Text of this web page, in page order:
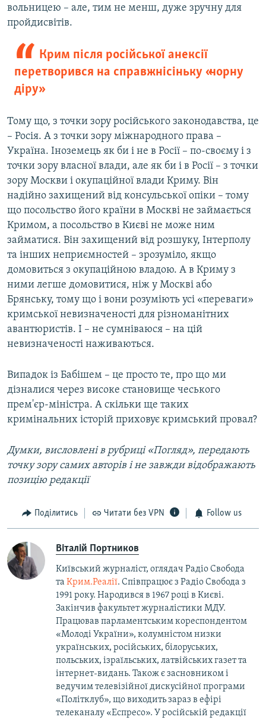
вольницею – але, тим не менш, дуже зручну для
пройдисвітів.
Крим після російської анексії
перетворився на справжнісіньку «чорну
діру»
Тому що, з точки зору російського законодавства, це
– Росія. А з точки зору міжнародного права –
Україна. Іноземець як би і не в Росії – по-своєму і з
точки зору власної влади, але як би і в Росії – з точки
зору Москви і окупаційної влади Криму. Він
надійно захищений від консульської опіки – тому
що посольство його країни в Москві не займається
Кримом, а посольство в Києві не може ним
займатися. Він захищений від розшуку, Інтерполу
та інших неприємностей – зрозуміло, якщо
домовиться з окупаційною владою. А в Криму з
ними легше домовитися, ніж у Москві або
Брянську, тому що і вони розуміють усі «переваги»
кримської невизначеності для різноманітних
авантюристів. І – не сумніваюся – на цій
невизначеності наживаються.
Випадок із Бабішем – це просто те, про що ми
дізналися через високе становище чеського
прем'єр-міністра. А скільки ще таких
кримінальних історій приховує кримський провал?
Думки, висловлені в рубриці «Погляд», передають
точку зору самих авторів і не завжди відображають
позицію редакції
Поділитись Читати без VPN Follow us
Віталій Портников
Київський журналіст, оглядач Радіо Свобода
та Крим.Реалії. Співпрацює з Радіо Свобода з
1991 року. Народився в 1967 році в Києві.
Закінчив факультет журналістики МДУ.
Працював парламентським кореспондентом
«Молоді України», колумністом низки
українських, російських, білоруських,
польських, ізраїльських, латвійських газет та
інтернет-видань. Також є засновником і
ведучим телевізійної дискусійної програми
«Політклуб», що виходить зараз в ефірі
телеканалу «Еспресо». У російській редакції